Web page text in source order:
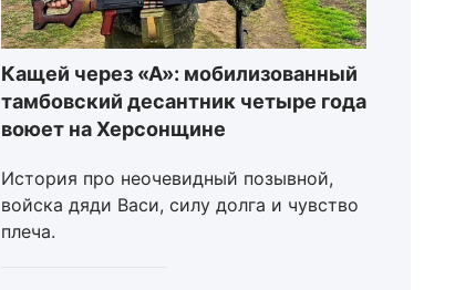
Кащей через «А»: мобилизованный
тамбовский десантник четыре года
воюет на Херсонщине
История про неочевидный позывной,
войска дяди Васи, силу долга и чувство
плеча.